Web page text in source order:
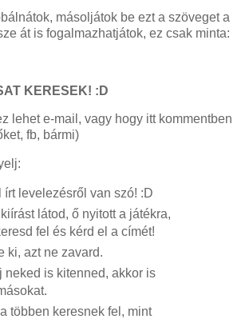
másoljátok be ezt a szöveget a
át is fogalmazhatjátok, ez csak minta:
KERESEK! :D
lehet e-mail, vagy hogy itt kommentben
fb, bármi)
írt levelezésről van szó! :D
látod, ő nyitott a játékra,
fel és kérd el a címét!
ki, azt ne zavard.
neked is kitenned, akkor is
többen keresnek fel, mint